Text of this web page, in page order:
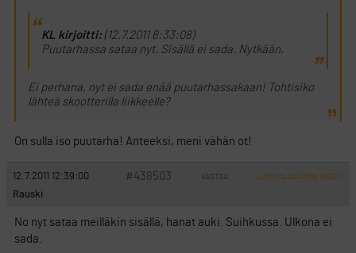
KL kirjoitti:(12.7.2011 8:33:08)
Puutarhassa sataa nyt. Sisällä ei sada. Nytkään.
Ei perhana, nyt ei sada enää puutarhassakaan! Tohtisiko
lähteä skootterilla liikkeelle?
On sulla iso puutarha! Anteeksi, meni vähän ot!
12.7.2011 12:39:00 #438503 VASTAA ILMOITA ASIATON VIESTI
Rauski
No nyt sataa meilläkin sisällä, hanat auki. Suihkussa. Ulkona ei
sada.